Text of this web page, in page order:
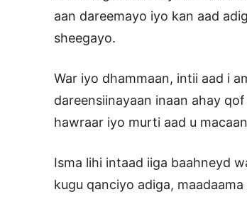
aan dareemayo iyo kan aad
sheegayo.
War iyo dhammaan, intii aad i
dareensiinayaan inaan ahay
hawraar iyo murti aad u
Isma lihi intaad iiga baahneyd
kugu qanciyo adiga,